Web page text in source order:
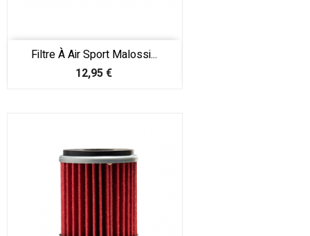
Filtre À Air Sport Malossi...
Prix
12,95 €